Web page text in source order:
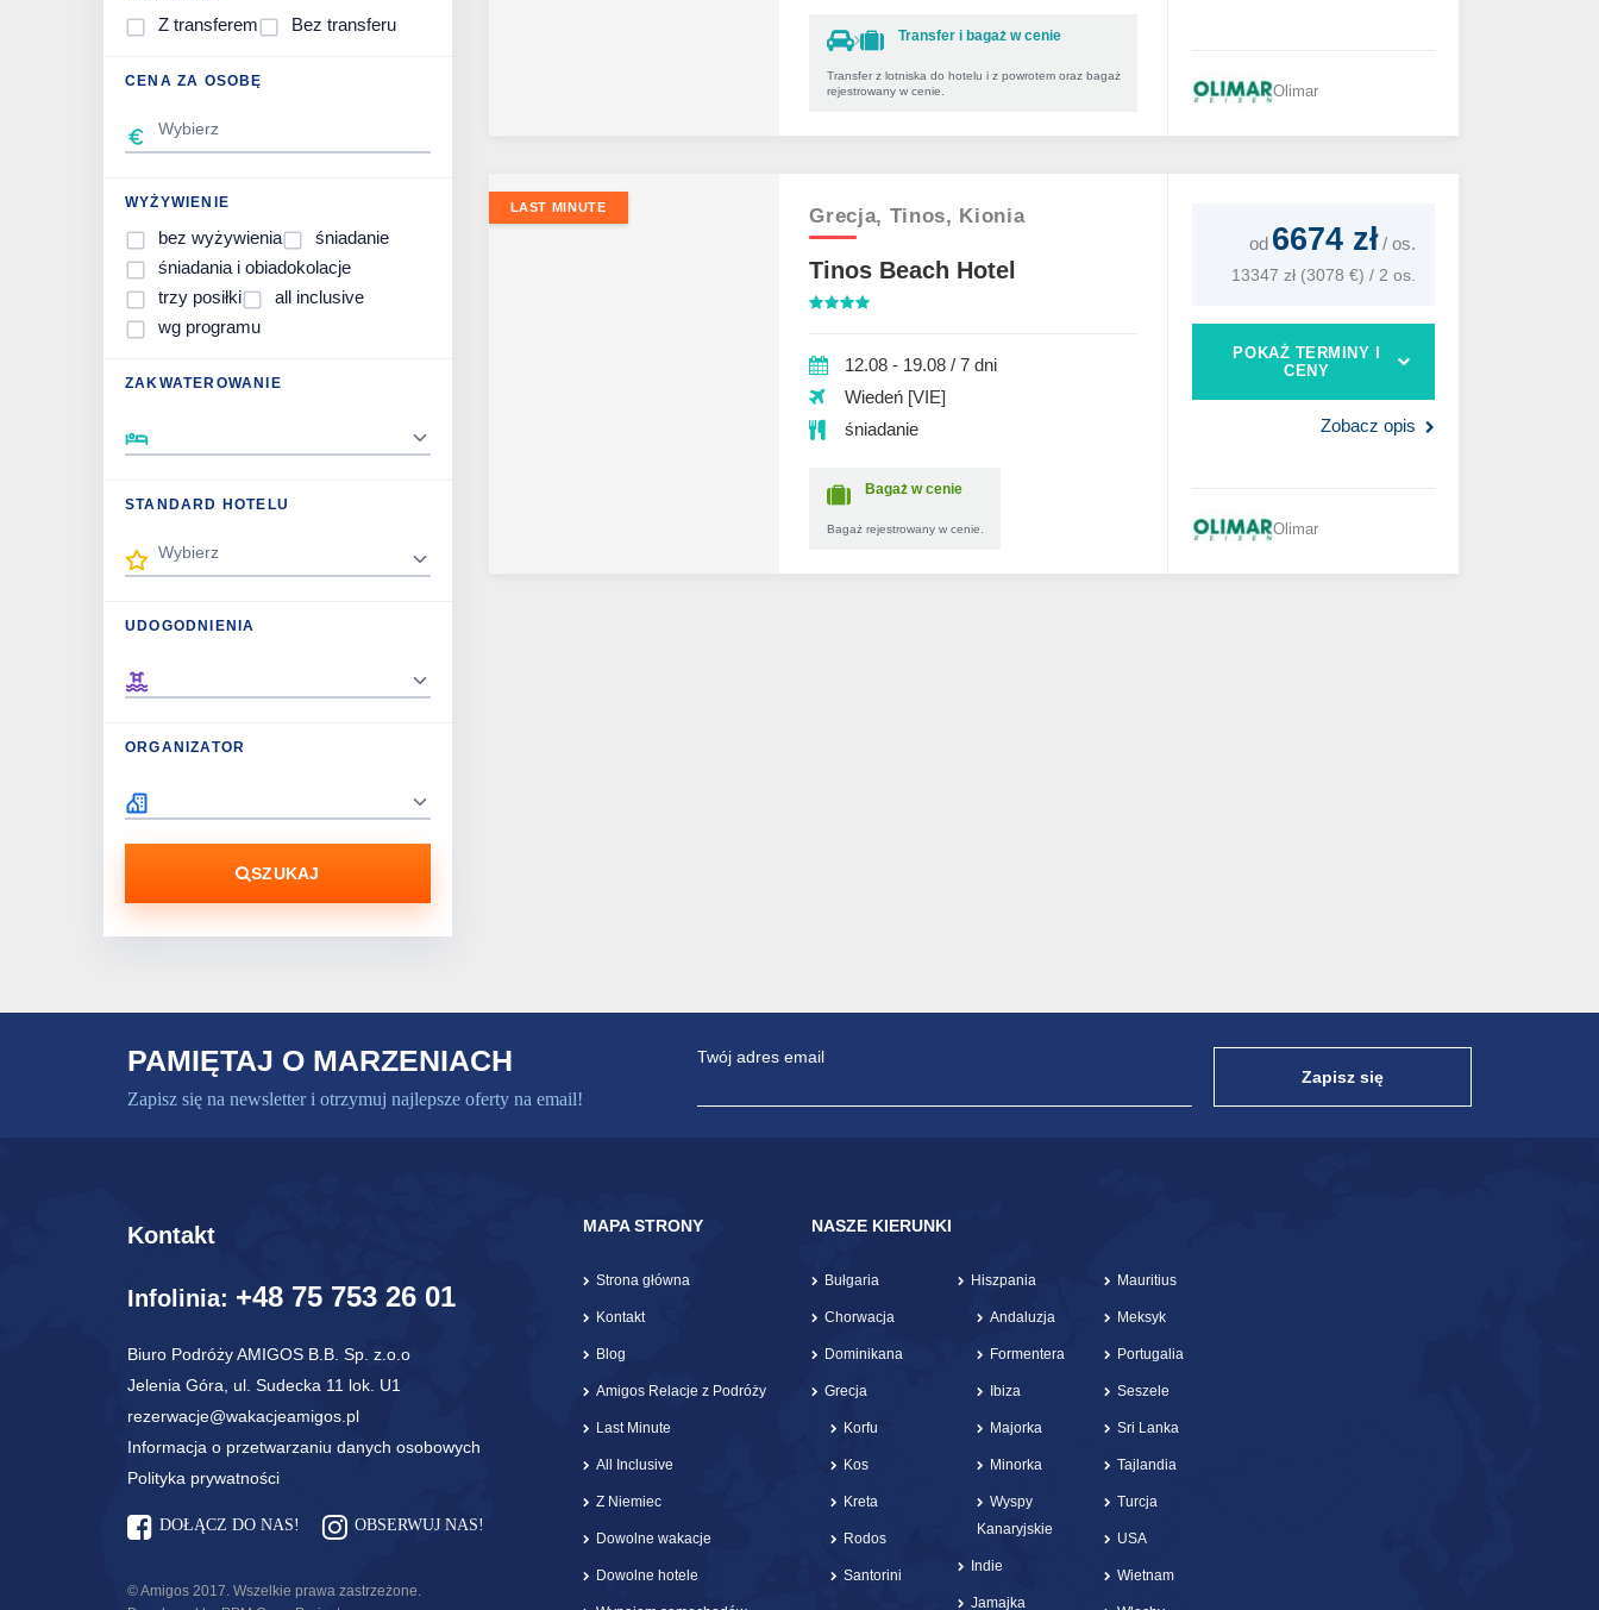
Z transferem Bez transferu
CENA ZA OSOBĘ
WYŻYWIENIE
bez wyżywienia
śniadanie
śniadania i obiadokolacje
trzy posiłki
all inclusive
wg programu
ZAKWATEROWANIE
STANDARD HOTELU
UDOGODNIENIA
ORGANIZATOR
SZUKAJ
Transfer i bagaż w cenie
Transfer z lotniska do hotelu i z powrotem oraz bagaż
rejestrowany w cenie.
Olimar
LAST MINUTE Grecja, Tinos, Kionia
Tinos Beach Hotel
12.08 - 19.08 / 7 dni
Wiedeń [VIE]
śniadanie
Bagaż w cenie
Bagaż rejestrowany w cenie.
od 6674 zł/ os.
13347 zł (3078 €) / 2 os.
POKAŻ TERMINY I
CENY
Zobacz opis
Olimar
PAMIĘTAJ O MARZENIACH
Zapisz się na newsletter i otrzymuj najlepsze oferty na email!
Twój adres email
Zapisz się
Kontakt
Infolinia: +48 75 753 26 01
Biuro Podróży AMIGOS B.B. Sp. z.o.o
Jelenia Góra, ul. Sudecka 11 lok. U1
rezerwacje@wakacjeamigos.pl
Informacja o przetwarzaniu danych osobowych
Polityka prywatności
DOŁĄCZ DO NAS! OBSERWUJ NAS!
© Amigos 2017. Wszelkie prawa zastrzeżone.
MAPA STRONY
Strona główna
Kontakt
Blog
Amigos Relacje z Podróży
Last Minute
All Inclusive
Z Niemiec
Dowolne wakacje
Dowolne hotele
NASZE KIERUNKI
Bułgaria
Chorwacja
Dominikana
Grecja
Korfu
Kos
Kreta
Rodos
Santorini
Hiszpania
Andaluzja
Formentera
Ibiza
Majorka
Minorka
Wyspy
Kanaryjskie
Indie
Jamajka
Mauritius
Meksyk
Portugalia
Seszele
Sri Lanka
Tajlandia
Turcja
USA
Wietnam